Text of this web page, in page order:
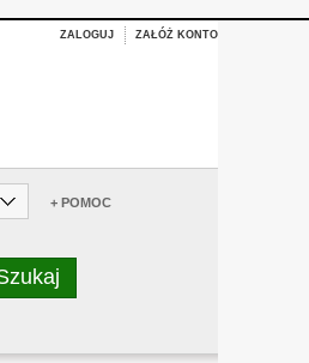
ZALOGUJ ZAŁÓŻ KONTO
+ POMOC